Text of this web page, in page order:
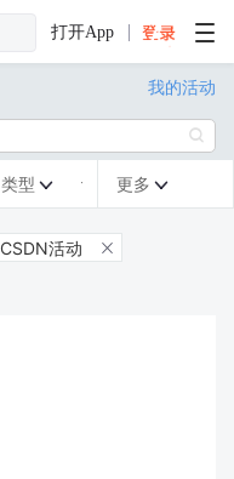
打开App
我的活动

类型  更多 
CSDN活动 